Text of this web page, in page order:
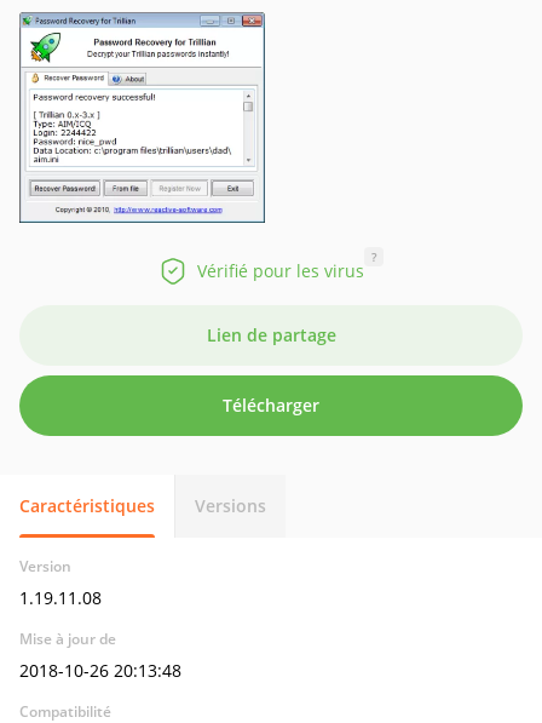
Vérifié pour les virus
?
Lien de partage
Télécharger
Caractéristiques Versions
Version
1.19.11.08
Mise à jour de
2018-10-26 20:13:48
Compatibilité